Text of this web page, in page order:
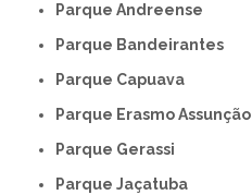
Parque Andreense
Parque Bandeirantes
Parque Capuava
Parque Erasmo Assunção
Parque Gerassi
Parque Jaçatuba